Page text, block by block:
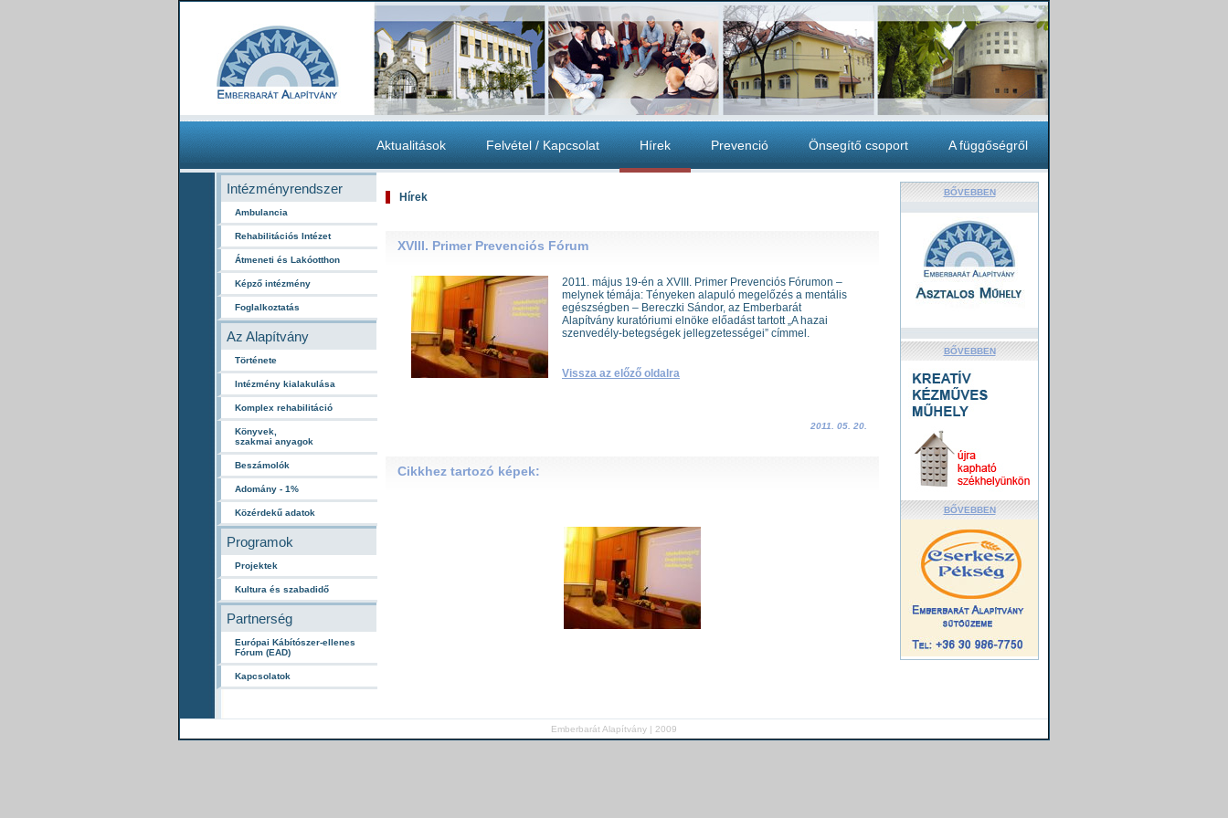
Aktualitások Felvétel / Kapcsolat Hírek Prevenció Önsegítő csoport A függőségről
Intézményrendszer
Ambulancia
Rehabilitációs Intézet
Átmeneti és Lakóotthon
Képző intézmény
Foglalkoztatás
Az Alapítvány
Története
Intézmény kialakulása
Komplex rehabilitáció
Könyvek,
szakmai anyagok
Beszámolók
Adomány - 1%
Közérdekű adatok
Programok
Projektek
Kultura és szabadidő
Partnerség
Európai Kábítószer-ellenes
Fórum (EAD)
Kapcsolatok
BŐVEBBEN
BŐVEBBEN
BŐVEBBEN
Hírek
XVIII. Primer Prevenciós Fórum
2011. május 19-én a XVIII. Primer Prevenciós Fórumon –
melynek témája: Tényeken alapuló megelőzés a mentális
egészségben – Bereczki Sándor, az Emberbarát
Alapítvány kuratóriumi elnöke előadást tartott „A hazai
szenvedély-betegségek jellegzetességei” címmel.
Vissza az előző oldalra
2011. 05. 20.
Cikkhez tartozó képek:
Emberbarát Alapítvány | 2009